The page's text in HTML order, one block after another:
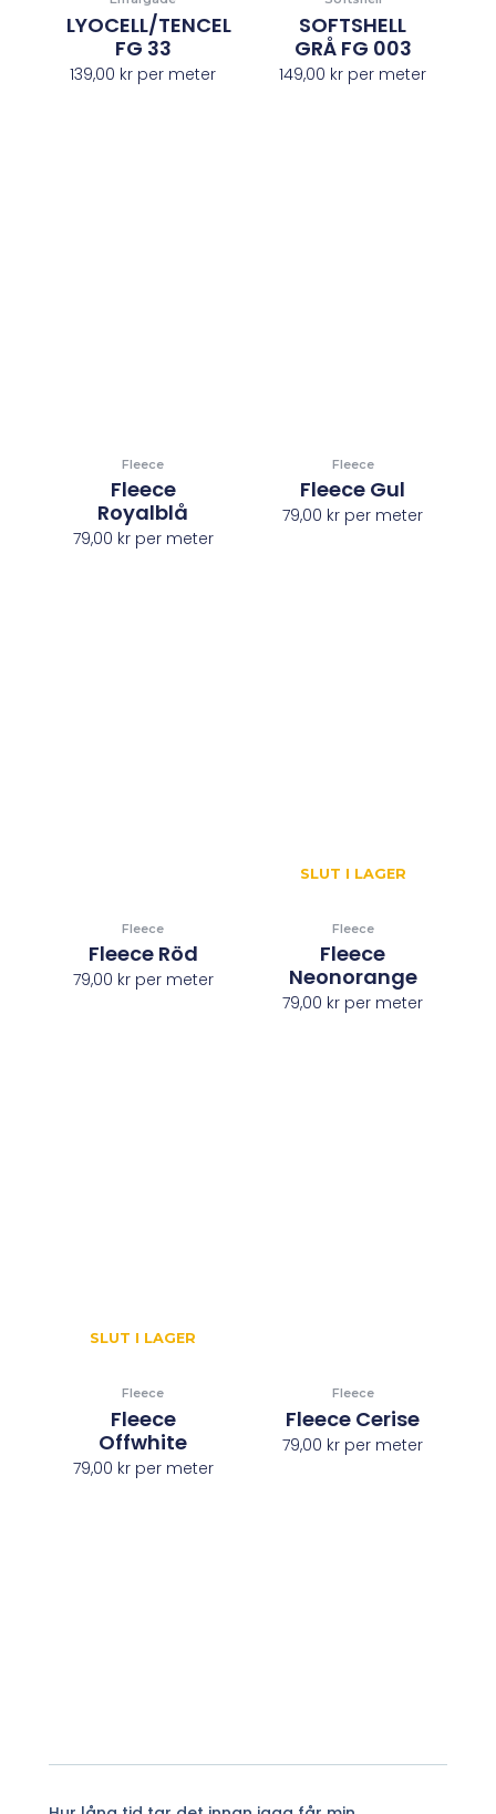
LYOCELL/TENCEL
FG 33
139,00 kr per meter
SOFTSHELL
GRÅ FG 003
149,00 kr per meter
Fleece
Fleece
Royalblå
79,00 krper meter
Fleece
Fleece Gul
79,00 kr per meter
Fleece
Fleece Röd
79,00 krper meter
SLUT I LAGER
Fleece
Fleece
Neonorange
79,00 kr per meter
SLUT I LAGER
Fleece
Fleece
Offwhite
79,00 krper meter
Fleece
Fleece Cerise
79,00 kr per meter